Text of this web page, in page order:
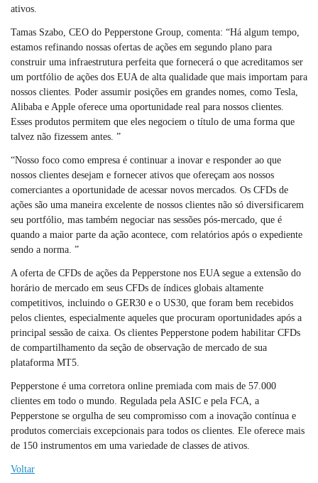
ativos.
Tamas Szabo, CEO do Pepperstone Group, comenta: “Há algum tempo,
estamos refinando nossas ofertas de ações em segundo plano para
construir uma infraestrutura perfeita que fornecerá o que acreditamos ser
um portfólio de ações dos EUA de alta qualidade que mais importam para
nossos clientes. Poder assumir posições em grandes nomes, como Tesla,
Alibaba e Apple oferece uma oportunidade real para nossos clientes.
Esses produtos permitem que eles negociem o título de uma forma que
talvez não fizessem antes. ”
“Nosso foco como empresa é continuar a inovar e responder ao que
nossos clientes desejam e fornecer ativos que ofereçam aos nossos
comerciantes a oportunidade de acessar novos mercados. Os CFDs de
ações são uma maneira excelente de nossos clientes não só diversificarem
seu portfólio, mas também negociar nas sessões pós-mercado, que é
quando a maior parte da ação acontece, com relatórios após o expediente
sendo a norma. ”
A oferta de CFDs de ações da Pepperstone nos EUA segue a extensão do
horário de mercado em seus CFDs de índices globais altamente
competitivos, incluindo o GER30 e o US30, que foram bem recebidos
pelos clientes, especialmente aqueles que procuram oportunidades após a
principal sessão de caixa. Os clientes Pepperstone podem habilitar CFDs
de compartilhamento da seção de observação de mercado de sua
plataforma MT5.
Pepperstone é uma corretora online premiada com mais de 57.000
clientes em todo o mundo. Regulada pela ASIC e pela FCA, a
Pepperstone se orgulha de seu compromisso com a inovação contínua e
produtos comerciais excepcionais para todos os clientes. Ele oferece mais
de 150 instrumentos em uma variedade de classes de ativos.
Voltar